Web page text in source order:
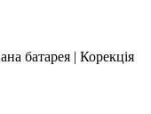
батарея | Корекція